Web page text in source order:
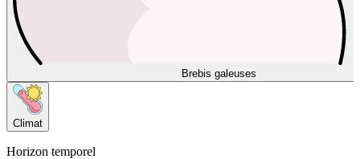
Brebis galeuses
Climat
Horizon temporel